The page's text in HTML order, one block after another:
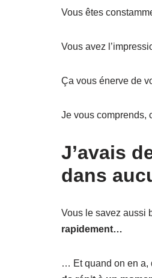
Vous êtes
Vous avez
Ça vous énerve de
Je vous comprends,
J’avais
dans
Vous le savez aussi
rapidement…
… Et quand on en a,